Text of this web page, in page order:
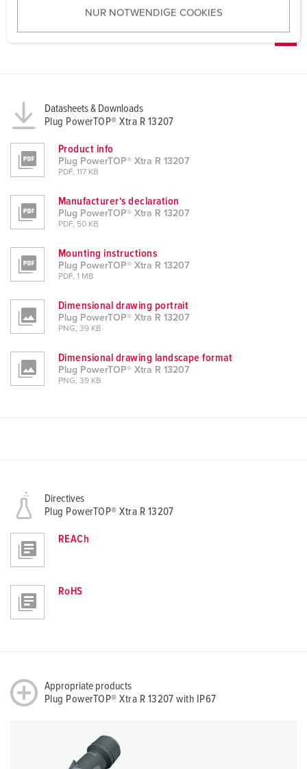
w
NUR NOTWENDIGE COOKIES
Datasheets & Downloads
Plug PowerTOP® Xtra R 13207
Product info
Plug PowerTOP® Xtra R 13207
PDF, 117 KB
Manufacturer‘s declaration
Plug PowerTOP® Xtra R 13207
PDF, 50 KB
Mounting instructions
Plug PowerTOP® Xtra R 13207
PDF, 1 MB
Dimensional drawing portrait
Plug PowerTOP® Xtra R 13207
PNG, 39 KB
Dimensional drawing landscape format
Plug PowerTOP® Xtra R 13207
PNG, 39 KB
Directives
Plug PowerTOP® Xtra R 13207
REACh
RoHS
Appropriate products
Plug PowerTOP® Xtra R 13207 with IP67